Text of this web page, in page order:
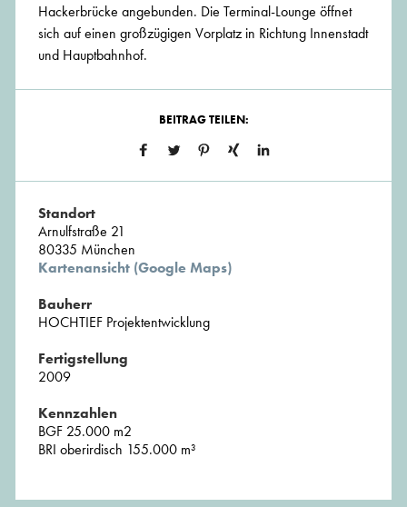
Hackerbrücke angebunden. Die Terminal-Lounge öffnet
sich auf einen großzügigen Vorplatz in Richtung Innenstadt
und Hauptbahnhof.
BEITRAG TEILEN:
Standort
Arnulfstraße 21
80335 München
Kartenansicht (Google Maps)
Bauherr
HOCHTIEF Projektentwicklung
Fertigstellung
2009
Kennzahlen
BGF 25.000 m2
BRI oberirdisch 155.000 m³